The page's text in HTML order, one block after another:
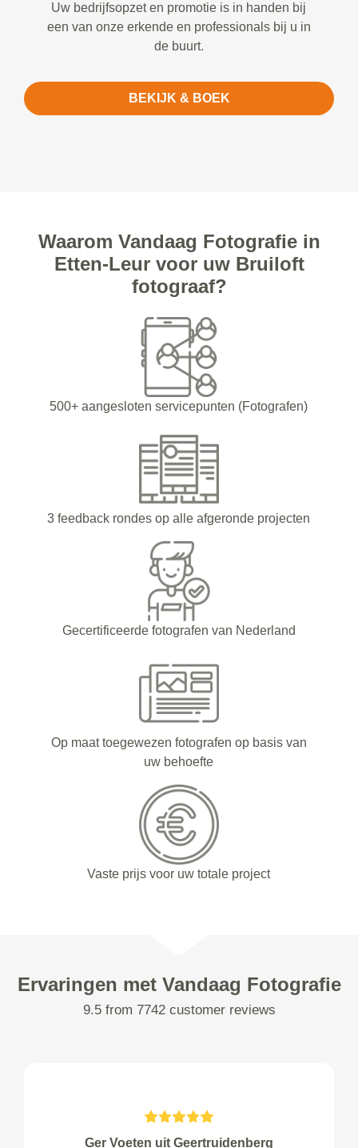
Uw bedrijfsopzet en promotie is in handen bij
een van onze erkende en professionals bij u in
de buurt.
BEKIJK & BOEK
Waarom Vandaag Fotografie in
Etten-Leur voor uw Bruiloft
fotograaf?
500+ aangesloten servicepunten (Fotografen)
3 feedback rondes op alle afgeronde projecten
Gecertificeerde fotografen van Nederland
Op maat toegewezen fotografen op basis van
uw behoefte
Vaste prijs voor uw totale project
Ervaringen met Vandaag Fotografie
9.5 from 7742 customer reviews
Ger Voeten uit Geertruidenberg